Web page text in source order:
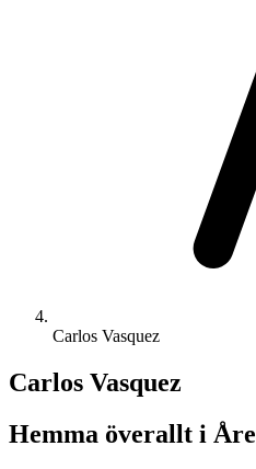
Carlos Vasquez
Carlos Vasquez
Hemma överallt i Åre